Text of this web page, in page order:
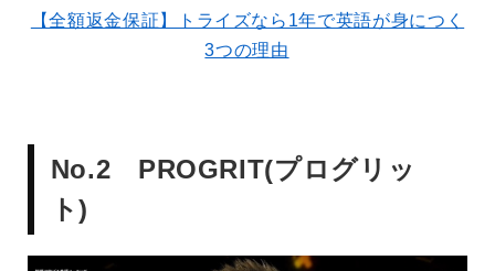
【全額返金保証】トライズなら1年で英語が身につく
3つの理由
No.2 PROGRIT(プログリッ
ト)